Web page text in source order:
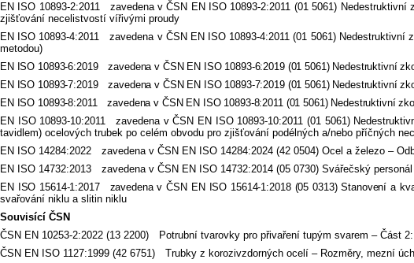
EN ISO 10893-2:2011 zavedena v ČSN EN ISO 10893-2:2011 (01 5061) Nedestruktivní
zjišťování necelistvostí vířivými proudy
EN ISO 10893-4:2011 zavedena v ČSN EN ISO 10893-4:2011 (01 5061)
metodou)
EN ISO 10893-6:2019 zavedena v ČSN EN ISO 10893-6:2019 (01 5061) Nedestruktivní
EN ISO 10893-7:2019 zavedena v ČSN EN ISO 10893-7:2019 (01 5061) Nedestruktivní
EN ISO 10893-8:2011 zavedena v ČSN EN ISO 10893-8:2011 (01 5061) Nedestruktivní
EN ISO 10893-10:2011 zavedena v ČSN EN ISO 10893-10:2011 (01 5061)
tavidlem) ocelových trubek po celém obvodu pro zjišťování podélných a/nebo příčných
EN ISO 14284:2022 zavedena v ČSN EN ISO 14284:2024 (42 0504) Ocel a železo –
EN ISO 14732:2013 zavedena v ČSN EN ISO 14732:2014 (05 0730) Svářečský
EN ISO 15614-1:2017 zavedena v ČSN EN ISO 15614-1:2018 (05 0313) Stanovení a
svařování niklu a slitin niklu
Souvisící ČSN
ČSN EN 10253-2:2022 (13 2200) Potrubní tvarovky pro přivaření tupým svarem – Část
ČSN EN ISO 1127:1999 (42 6751) Trubky z korozivzdorných ocelí – Rozměry, mezní